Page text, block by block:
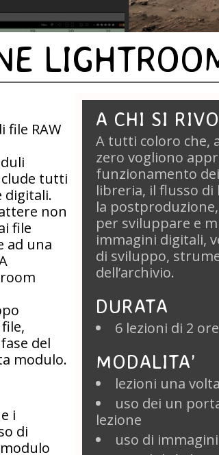
RAW
tutti
digitali.
non
file
ad una
del
modulo.
i
di
A CHI SI
A tutti coloro che,
zero vogliono
funzionamento
libreria, il flusso
la
per sviluppare e
immagini digitali,
di sviluppo,
dell’archivio.
DURATA
6 lezioni di 2
MODALITA’
lezioni una
uso dei un
lezione
uso di